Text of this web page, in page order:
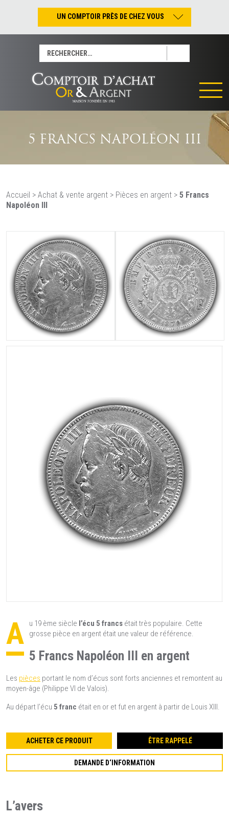
UN COMPTOIR PRÈS DE CHEZ VOUS
Nantes – Jean-Jacques Rousseau
Nantes – Saint-Pierre
Tours
La Rochelle
La Roche/Yon
Rechercher :
5 FRANCS NAPOLÉON III
Accueil > Achat & vente argent > Pièces en argent > 5 Francs
Napoléon III
A u 19 ème siècle l’écu 5 francs était très populaire. Cette
grosse pièce en argent était une valeur de référence.
5 Francs Napoléon III en argent
Les pièces portant le nom d’écus sont forts anciennes et remontent au
moyen-âge (Philippe VI de Valois).
Au départ l’écu 5 franc était en or et fut en argent à partir de Louis XIII.
ACHETER CE PRODUIT ÊTRE RAPPELÉ
DEMANDE D‘INFORMATION
L’avers